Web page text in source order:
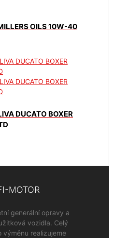
OILS 10W-40
DUCATO BOXER
MOTOR
generální opravy a
vozidla. Celý
výměnu realizujeme